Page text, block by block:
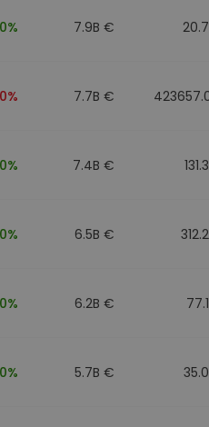
7.9B €
7.7B €
7.4B €
6.5B €
6.2B €
5.7B €